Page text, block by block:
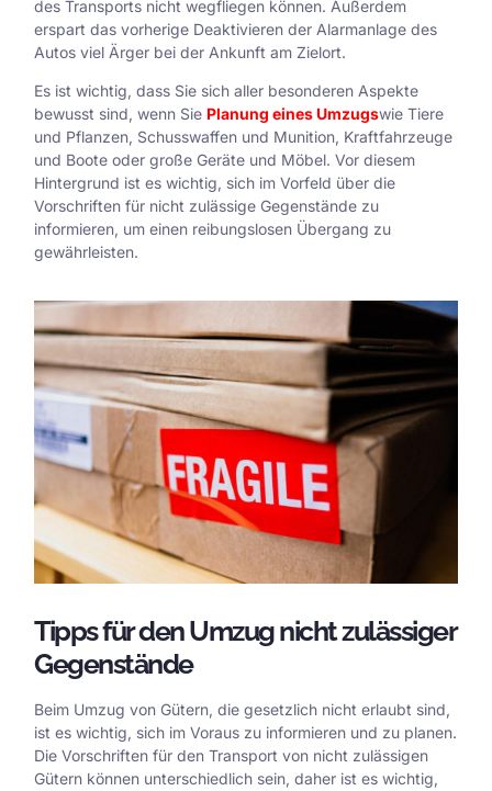
des Transports nicht wegfliegen können. Außerdem
erspart das vorherige Deaktivieren der Alarmanlage des
Autos viel Ärger bei der Ankunft am Zielort.
Es ist wichtig, dass Sie sich aller besonderen Aspekte
bewusst sind, wenn Sie Planung eines Umzugswie Tiere
und Pflanzen, Schusswaffen und Munition, Kraftfahrzeuge
und Boote oder große Geräte und Möbel. Vor diesem
Hintergrund ist es wichtig, sich im Vorfeld über die
Vorschriften für nicht zulässige Gegenstände zu
informieren, um einen reibungslosen Übergang zu
gewährleisten.
Tipps für den Umzug nicht zulässiger
Gegenstände
Beim Umzug von Gütern, die gesetzlich nicht erlaubt sind,
ist es wichtig, sich im Voraus zu informieren und zu planen.
Die Vorschriften für den Transport von nicht zulässigen
Gütern können unterschiedlich sein, daher ist es wichtig,